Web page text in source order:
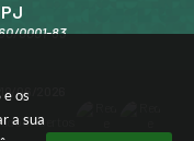
os
a sua
0001-83
06/2026
Abertos